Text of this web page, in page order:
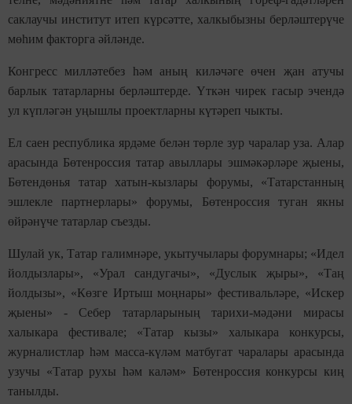
саклаучы институт итеп күрсәтте, халкыбызны берләштерүче
мөһим факторга әйләнде.
Конгресс милләтебез һәм аның киләчәге өчен җан атучы
барлык татарларны берләштерде. Үткән чирек гасыр эчендә
ул күпләгән уңышлы проектларны күтәреп чыкты.
Ел саен республика ярдәме белән төрле зур чаралар уза. Алар
арасында Бөтенроссия татар авыллары эшмәкәрләре җыены,
Бөтендөнья татар хатын-кызлары форумы, «Татарстанның
эшлекле партнерлары» форумы, Бөтенроссия туган якны
өйрәнүче татарлар съезды.
Шулай ук, Татар галимнәре, укытучылары форумнары; «Идел
йолдызлары», «Урал сандугачы», «Дуслык җыры», «Таң
йолдызы», «Көзге Иртыш моңнары» фестивальләре, «Искер
җыены» - Себер татарларының тарихи-мәдәни мирасы
халыкара фестивале; «Татар кызы» халыкара конкурсы,
журналистлар һәм масса-күләм матбугат чаралары арасында
узучы «Татар рухы һәм каләм» Бөтенроссия конкурсы киң
танылды.